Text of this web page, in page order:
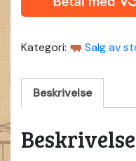
Kategori: Salg av
Beskrivelse
Beskrivelse